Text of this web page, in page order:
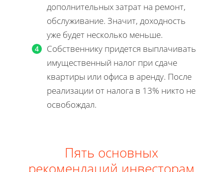
дополнительных затрат на ремонт,
обслуживание. Значит, доходность
уже будет несколько меньше.
Собственнику придется выплачивать
имущественный налог при сдаче
квартиры или офиса в аренду. После
реализации от налога в 13% никто не
освобождал.
Пять основных
рекомендаций инвесторам